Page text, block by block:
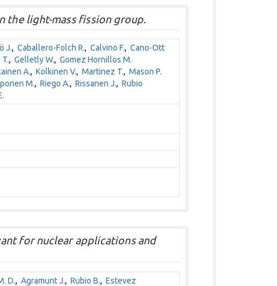
light-mass fission group.
J., Caballero-Folch R., Calvino F., Cano-Ott
, Gelletly W., Gomez Hornillos M.
A., Kolkinen V., Martinez T., Mason P.
M., Riego A., Rissanen J., Rubio
for nuclear applications and
D., Agramunt J., Rubio B., Estevez